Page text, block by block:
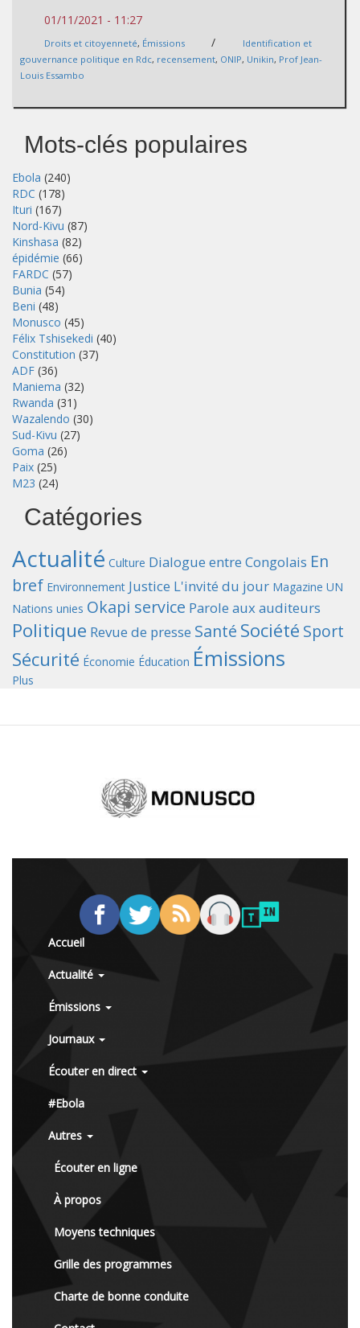
01/11/2021 - 11:27
Droits et citoyenneté, Émissions /
Identification et
gouvernance politique en Rdc, recensement, ONIP, Unikin, Prof Jean-
Louis Essambo
Mots-clés populaires
Ebola (240)
RDC (178)
Ituri (167)
Nord-Kivu (87)
Kinshasa (82)
épidémie (66)
FARDC (57)
Bunia (54)
Beni (48)
Monusco (45)
Félix Tshisekedi (40)
Constitution (37)
ADF (36)
Maniema (32)
Rwanda (31)
Wazalendo (30)
Sud-Kivu (27)
Goma (26)
Paix (25)
M23 (24)
Catégories
Actualité Culture Dialogue entre Congolais En
bref Environnement Justice L'invité du jour Magazine UN
Nations unies Okapi service Parole aux auditeurs
Politique Revue de presse Santé Société Sport
Sécurité Économie Éducation Émissions
Plus
Accueil
Actualité
Émissions
Journaux
Écouter en direct
#Ebola
Autres
Écouter en ligne
À propos
Moyens techniques
Grille des programmes
Charte de bonne conduite